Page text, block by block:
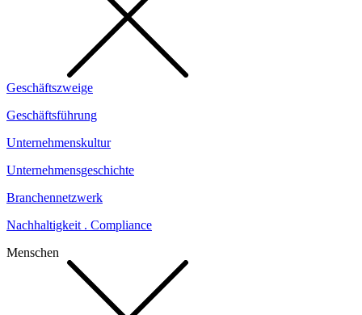
Geschäftszweige
Geschäftsführung
Unternehmenskultur
Unternehmensgeschichte
Branchennetzwerk
Nachhaltigkeit . Compliance
Menschen